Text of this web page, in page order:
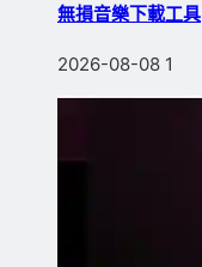
無損音樂下載工具
2026-08-08 1